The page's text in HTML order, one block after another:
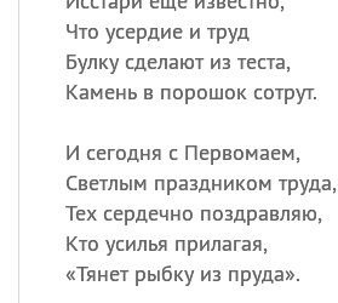
Что усердие и труд
Булку сделают из теста,
Камень в порошок сотрут.
И сегодня с Первомаем,
Светлым праздником труда,
Тех сердечно поздравляю,
Кто усилья прилагая,
«Тянет рыбку из пруда».